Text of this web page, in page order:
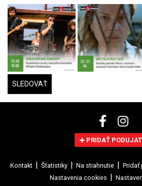
SLEDOVAŤ
PRIDAŤ
Kontakt Štatistiky Na stiahnutie Pridať
Nastavenia cookies